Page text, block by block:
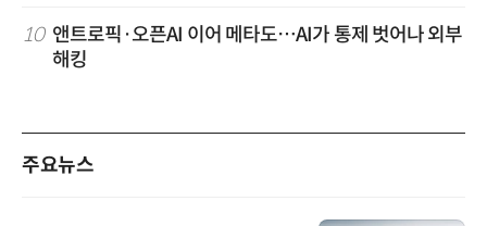
10 앤트로픽·오픈AI 이어 메타도…AI가 통제 벗어나 외부
해킹
주요뉴스